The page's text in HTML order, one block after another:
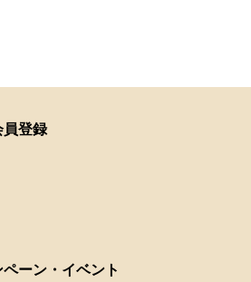
員登録
ペーン・イベント